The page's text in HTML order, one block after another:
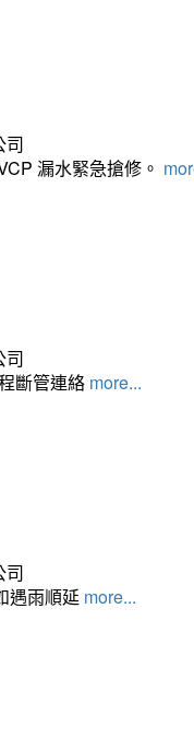
司
漏水緊急搶修。
司
斷管連絡 more...
司
遇雨順延 more...